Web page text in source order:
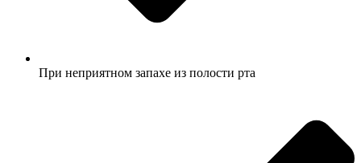
При неприятном запахе из полости рта